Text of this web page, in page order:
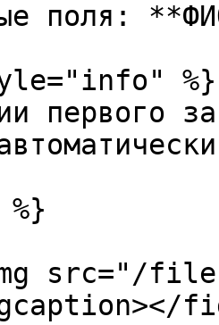
поля:
%}
первого
src="/